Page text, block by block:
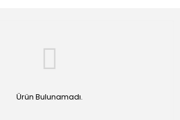
Ürün Bulunamadı.